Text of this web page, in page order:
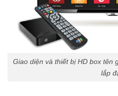
Giao diện và thiết bị HD box tên
lắp